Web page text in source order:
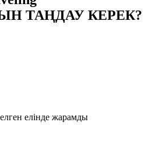
ТАҢДАУ КЕРЕК?
елінде жарамды